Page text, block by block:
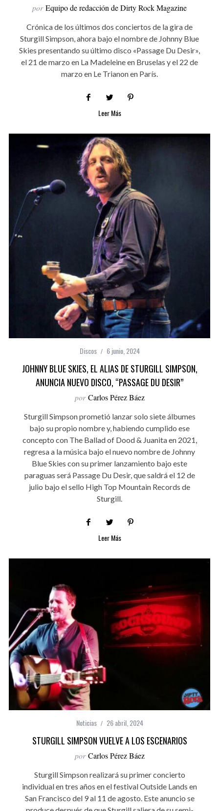
por Equipo de redacción de Dirty Rock Magazine
Crónica de los últimos dos conciertos de la gira de
Sturgill Simpson, ahora bajo el nombre de Johnny Blue
Skies presentando su último disco «Passage Du Desir»,
el 21 de marzo en La Madeleine en Bruselas y el 22 de
marzo en Le Trianon en París.
Leer Más
Discos 6 junio, 2024
JOHNNY BLUE SKIES, EL ALIAS DE STURGILL SIMPSON,
ANUNCIA NUEVO DISCO, “PASSAGE DU DESIR”
por Carlos Pérez Báez
Sturgill Simpson prometió lanzar solo siete álbumes
bajo su propio nombre y, habiendo cumplido ese
concepto con The Ballad of Dood & Juanita en 2021,
regresa a la música bajo el nuevo nombre de Johnny
Blue Skies con su primer lanzamiento bajo este
paraguas será Passage Du Desir, que saldrá el 12 de
julio bajo el sello High Top Mountain Records de
Sturgill.
Leer Más
Noticias 26 abril, 2024
STURGILL SIMPSON VUELVE A LOS ESCENARIOS
por Carlos Pérez Báez
Sturgill Simpson realizará su primer concierto
individual en tres años en el festival Outside Lands en
San Francisco del 9 al 11 de agosto. Este anuncio se